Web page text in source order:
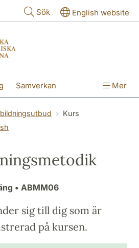
Sök English website
Samverkan Mer
Kurs
• ABMM06
sig till dig som är
på kursen.